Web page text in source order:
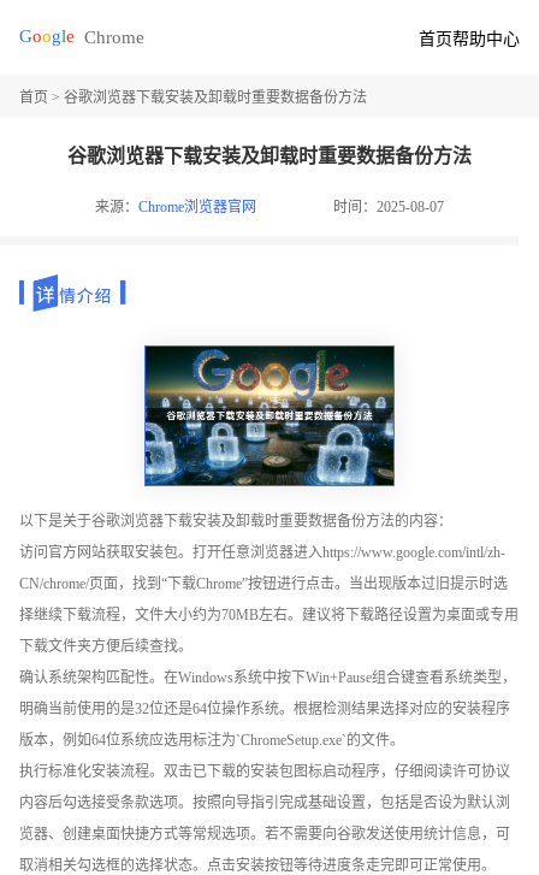
首页帮助中心
首页 > 谷歌浏览器下载安装及卸载时重要数据备份方法
谷歌浏览器下载安装及卸载时重要数据备份方法
来源：Chrome浏览器官网 时间：2025-08-07
以下是关于谷歌浏览器下载安装及卸载时重要数据备份方法的内容：
访问官方网站获取安装包。打开任意浏览器进入https://www.google.com/intl/zh-
CN/chrome/页面，找到“下载Chrome”按钮进行点击。当出现版本过旧提示时选
择继续下载流程，文件大小约为70MB左右。建议将下载路径设置为桌面或专用
下载文件夹方便后续查找。
确认系统架构匹配性。在Windows系统中按下Win+Pause组合键查看系统类型，
明确当前使用的是32位还是64位操作系统。根据检测结果选择对应的安装程序
版本，例如64位系统应选用标注为`ChromeSetup.exe`的文件。
执行标准化安装流程。双击已下载的安装包图标启动程序，仔细阅读许可协议
内容后勾选接受条款选项。按照向导指引完成基础设置，包括是否设为默认浏
览器、创建桌面快捷方式等常规选项。若不需要向谷歌发送使用统计信息，可
取消相关勾选框的选择状态。点击安装按钮等待进度条走完即可正常使用。